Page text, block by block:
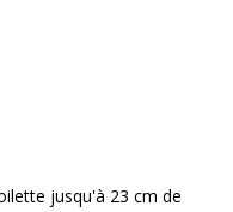
jusqu'à 23 cm de